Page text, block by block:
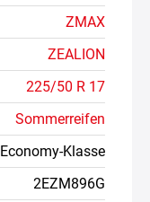
ZMAX
ZEALION
225/50 R 17
Sommerreifen
Economy-Klasse
2EZM896G